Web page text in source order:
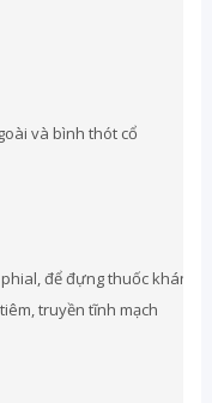
và bình thót cổ
để đựng thuốc kháng
truyền tĩnh mạch